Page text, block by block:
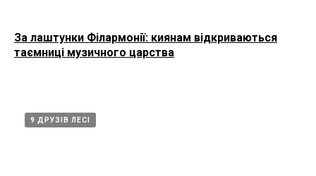
За лаштунки Філармонії: киянам відкриваються
таємниці музичного царства
9 ДРУЗІВ ЛЕСІ